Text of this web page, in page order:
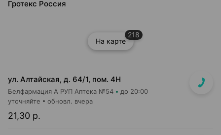
Гротекс Россия
На карте
218
ул. Алтайская, д. 64/1, пом. 4Н
Белфармация А РУП Аптека №54 до 20:00
21,30 р.
уточняйте обновл. вчера